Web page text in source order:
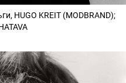
HUGO KREIT (MODBRAND);